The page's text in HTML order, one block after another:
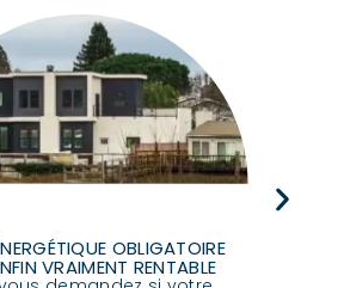
OBLIGATOIRE
VRAIMENT RENTABLE